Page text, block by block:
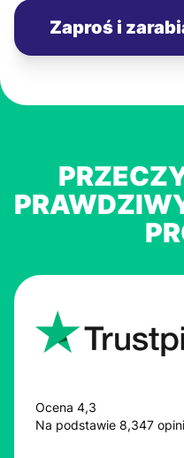
Zaproś i
Ocena 4,3
Na podstawie 8,347